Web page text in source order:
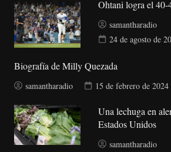
Ohtani logra el 40-
samantharadio
24 de agosto de
Biografía de Milly Quezada
samantharadio 15 de febrero de 2024
Una lechuga en
Estados Unidos
samantharadio